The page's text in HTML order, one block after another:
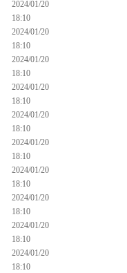
2024/01/20
18:10
2024/01/20
18:10
2024/01/20
18:10
2024/01/20
18:10
2024/01/20
18:10
2024/01/20
18:10
2024/01/20
18:10
2024/01/20
18:10
2024/01/20
18:10
2024/01/20
18:10